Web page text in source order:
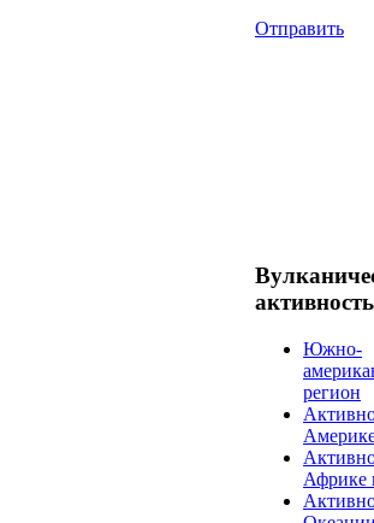
Отправить
Южно-
регион
Африке